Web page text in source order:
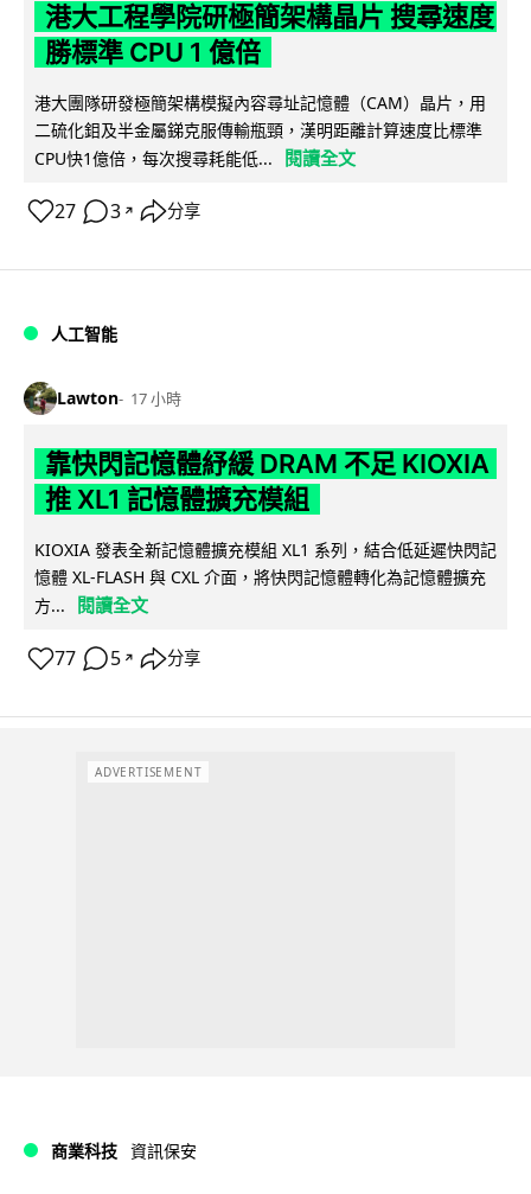
港大工程學院研極簡架構晶片 搜尋速度
勝標準 CPU 1 億倍
港大團隊研發極簡架構模擬內容尋址記憶體（CAM）晶片，用
二硫化鉬及半金屬銻克服傳輸瓶頸，漢明距離計算速度比標準
CPU快1億倍，每次搜尋耗能低...
閱讀全文
27 3 ↗ 分享
人工智能
Lawton 17 小時
靠快閃記憶體紓緩 DRAM 不足 KIOXIA
推 XL1 記憶體擴充模組
KIOXIA 發表全新記憶體擴充模組 XL1 系列，結合低延遲快閃記
憶體 XL-FLASH 與 CXL 介面，將快閃記憶體轉化為記憶體擴充
方...
閱讀全文
77 5 ↗ 分享
ADVERTISEMENT
商業科技 資訊保安